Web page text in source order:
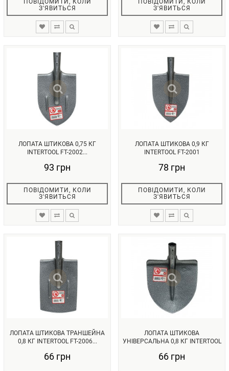
ПОВІДОМИТИ, КОЛИ
З'ЯВИТЬСЯ
ПОВІДОМИТИ, КОЛИ
З'ЯВИТЬСЯ
ЛОПАТА ШТИКОВА 0,75 КГ
INTERTOOL FT-2002...
93 грн
ПОВІДОМИТИ, КОЛИ
З'ЯВИТЬСЯ
ЛОПАТА ШТИКОВА 0,9 КГ
INTERTOOL FT-2001
78 грн
ПОВІДОМИТИ, КОЛИ
З'ЯВИТЬСЯ
ЛОПАТА ШТИКОВА ТРАНШЕЙНА
0,8 КГ INTERTOOL FT-2006...
66 грн
ЛОПАТА ШТИКОВА
УНІВЕРСАЛЬНА 0,8 КГ INTERTOOL
66 грн